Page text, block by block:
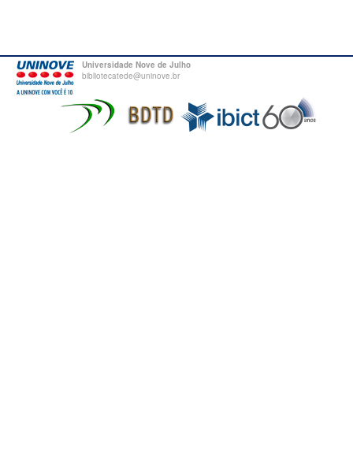
Universidade Nove de Julho
bibliotecatede@uninove.br